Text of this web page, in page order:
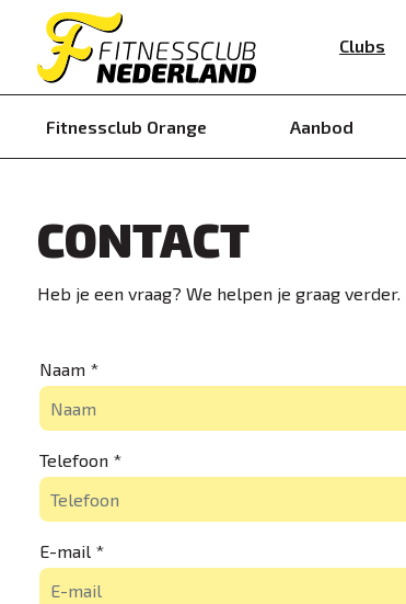
Clubs
Fitnessclub Orange Aanbod
CONTACT
Heb je een vraag? We helpen je graag verder.
Naam *
Telefoon *
E-mail *